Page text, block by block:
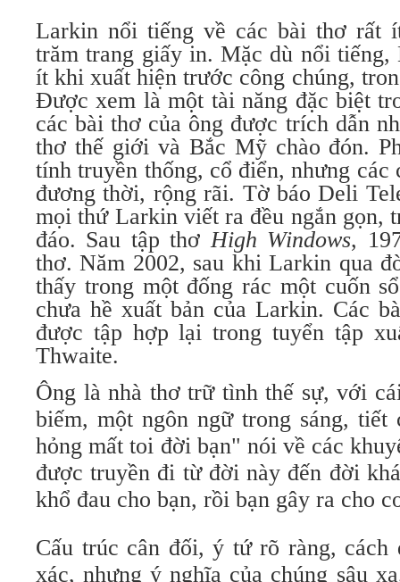
Larkin nổi tiếng về các bài thơ rất
trăm trang giấy in. Mặc dù nổi tiếng,
ít khi xuất hiện trước công chúng,
Được xem là một tài năng đặc biệt
các bài thơ của ông được trích dẫn
thơ thế giới và Bắc Mỹ chào đón.
tính truyền thống, cổ điển, nhưng các
đương thời, rộng rãi. Tờ báo Deli
mọi thứ Larkin viết ra đều ngắn gọn,
đáo. Sau tập thơHigh Windows,
thơ. Năm 2002, sau khi Larkin qua
thấy trong một đống rác một cuốn
chưa hề xuất bản của Larkin. Các
được tập hợp lại trong tuyển tập
Thwaite.
Ông là nhà thơ trữ tình thế sự, với
biếm, một ngôn ngữ trong sáng,
hỏng mất toi đời bạn" nói về các
được truyền đi từ đời này đến đời
khổ đau cho bạn, rồi bạn gây ra cho
Cấu trúc cân đối, ý tứ rõ ràng, cách
xác, nhưng ý nghĩa của chúng sâu